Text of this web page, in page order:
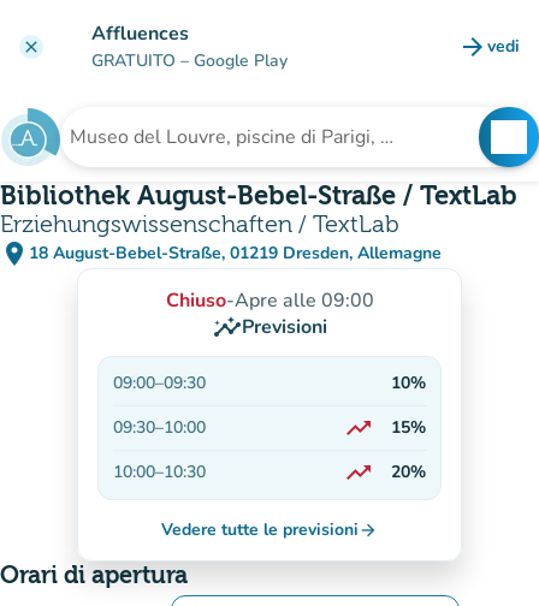
clear Affluences
GRATUITO – Google Play arrow_forward vedi
Cerca una struttura
Bibliothek August-Bebel-Straße / TextLab
Erziehungswissenschaften / TextLab
place 18 August-Bebel-Straße, 01219 Dresden, Allemagne
(apri in Google Maps)
(nuova scheda)
Chiuso-Apre alle 09:00
insightsPrevisioni
09:00–09:30
10%
09:30–10:00 trending_up
15%
10:00–10:30 trending_up
In aumento
20%
Vedere tutte le previsioniarrow_forward
Orari di apertura